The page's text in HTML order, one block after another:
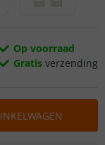
Op voorraad
Gratis verzending